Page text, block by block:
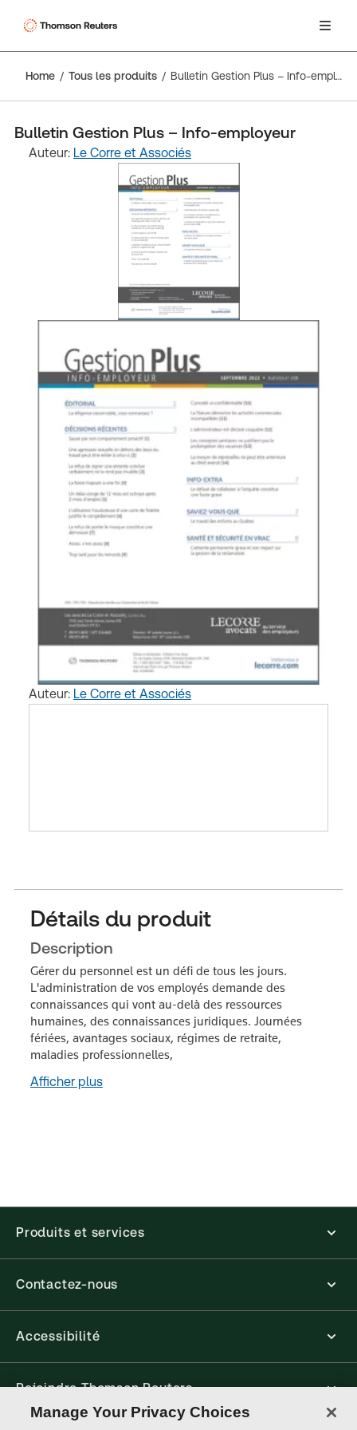
Home Tous les produits Bulletin Gestion Plus – Info-employeur
Bulletin Gestion Plus – Info-employeur
Auteur: Le Corre et Associés
Auteur: Le Corre et Associés
Détails du produit
Description
Gérer du personnel est un défi de tous les jours.
L'administration de vos employés demande des
connaissances qui vont au-delà des ressources
humaines, des connaissances juridiques. Journées
fériées, avantages sociaux, régimes de retraite,
maladies professionnelles,
Afficher plus
Produits et services
Contactez-nous
Accessibilité
Rejoindre Thomson Reuters
Manage Your Privacy Choices